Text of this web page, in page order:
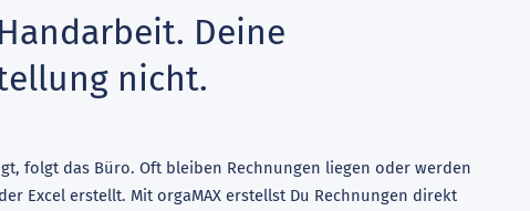
Deine
nicht.
folgt das Büro. Oft bleiben Rechnungen liegen oder werden
Excel erstellt. Mit orgaMAX erstellst Du Rechnungen direkt